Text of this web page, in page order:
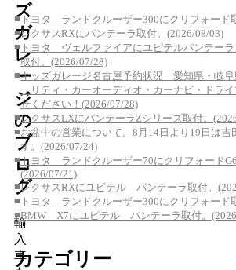
ズ
ガ
レ
ー
ジ
の
ブ
ロ
グ
輸
入
車
■トヨタ ランドクルーザー300にクリフォード
■レクサスRXにパンテーラ取付。(2026/08/03)
■ トヨタ ヴェルファイアにユピテルパンテー
取付。(2026/07/28)
■キッズガレージ名古屋予約状況 愛知県・岐阜
ュリティ・カーオーディオ・カーナビ・ドラ
せください！(2026/07/28)
■レクサスLXにパンテーラZシリーズ取付。
■お盆中の営業について。8月14日より19日は吉
す。(2026/07/24)
■トヨタ ランドクルーザー70にクリフォードG6
(2026/07/21)
■レクサスRXにユピテル パンテーラ取付。
■ トヨタ ランドクルーザー300にクリフォード
■BMW X7にユピテル パンテーラ取付。
カテゴリー